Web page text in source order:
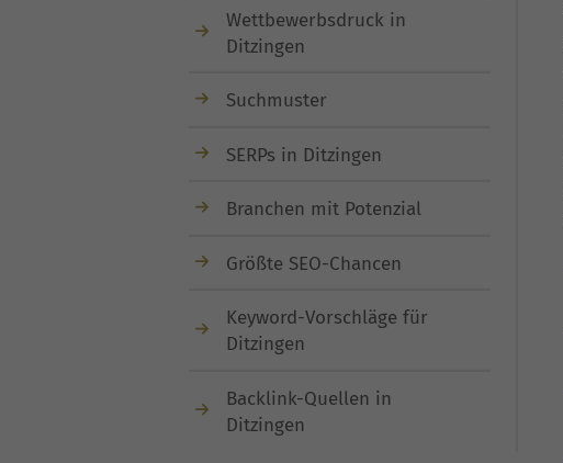
Wettbewerbsdruck in
Ditzingen
Suchmuster
SERPs in Ditzingen
Branchen mit Potenzial
Größte SEO-Chancen
Keyword-Vorschläge für
Ditzingen
Backlink-Quellen in
Ditzingen